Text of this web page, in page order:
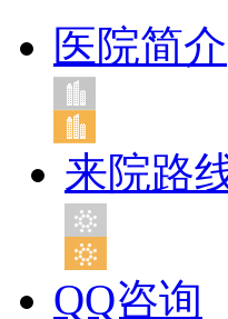
医院简介
来院路
QQ咨询